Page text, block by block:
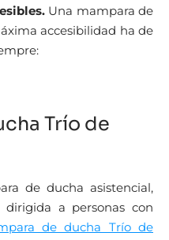
Una mampara de
accesibilidad ha de
Trío de
de ducha asistencial,
a personas con
de ducha Trío de